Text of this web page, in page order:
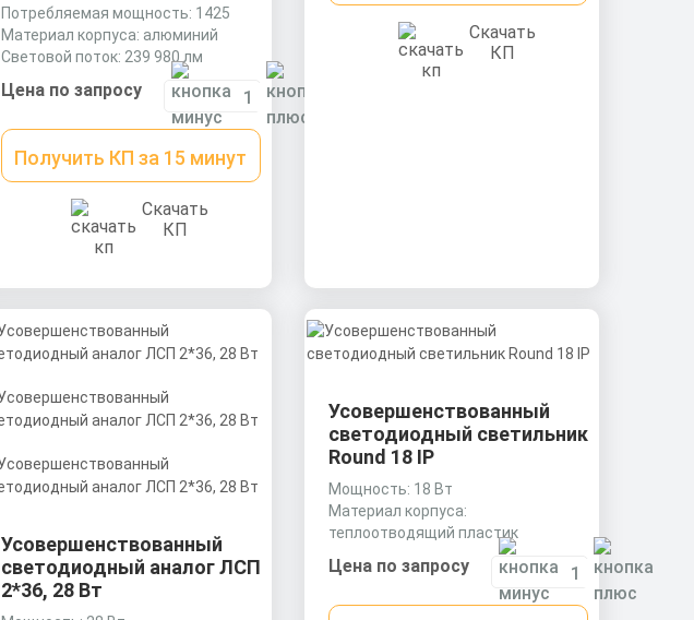
Потребляемая мощность: 1425
Материал корпуса: алюминий
Световой поток: 239 980 лм
Цена по запросу
Получить КП за 15 минут
Скачать
КП
Скачать
КП
Усовершенствованный
светодиодный аналог ЛСП
2*36, 28 Вт
Усовершенствованный
светодиодный светильник
Round 18 IP
Мощность: 18 Вт
Материал корпуса:
теплоотводящий пластик
Размеры без упаковки: 310х48 мм
Цена по запросу